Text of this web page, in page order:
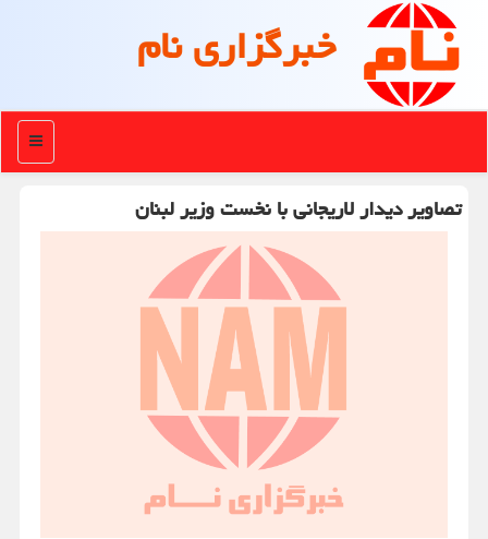
خبرگزاری نام
منو
تصاویر دیدار لاریجانی با نخست وزیر لبنان